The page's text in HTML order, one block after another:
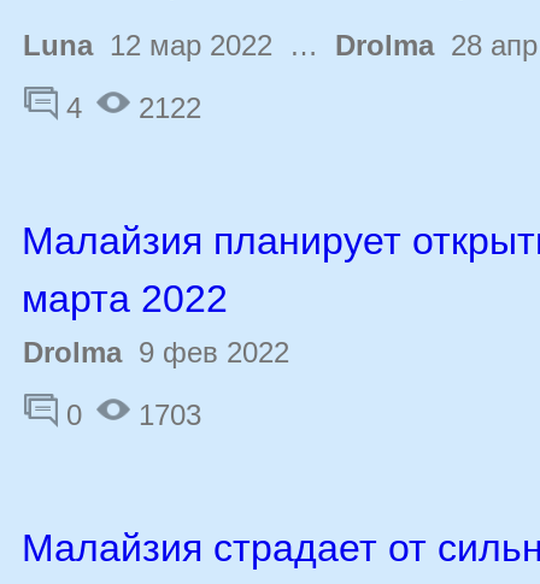
Luna12 мар 2022 … Drolma28 апр
4
2122
Малайзия планирует
марта 2022
Drolma9 фев 2022
0
1703
Малайзия страдает от